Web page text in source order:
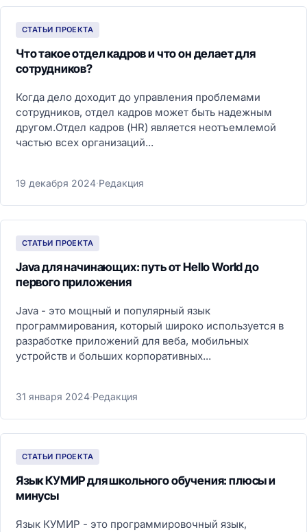
СТАТЬИ ПРОЕКТА
Что такое отдел кадров и что он делает для
сотрудников?
Когда дело доходит до управления проблемами
сотрудников, отдел кадров может быть надежным
другом.Отдел кадров (HR) является неотъемлемой
частью всех организаций...
19 декабря 2024·Редакция
СТАТЬИ ПРОЕКТА
Java для начинающих: путь от Hello World до
первого приложения
Java - это мощный и популярный язык
программирования, который широко используется в
разработке приложений для веба, мобильных
устройств и больших корпоративных...
31 января 2024·Редакция
СТАТЬИ ПРОЕКТА
Язык КУМИР для школьного обучения: плюсы и
минусы
Язык КУМИР - это программировочный язык,